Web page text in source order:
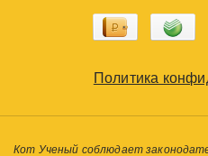
Политика
Кот Ученый соблюдает